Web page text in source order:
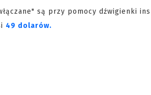
są przy pomocy dźwigienki
49 dolarów.